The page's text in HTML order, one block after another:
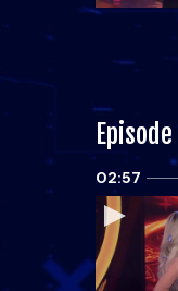
Episode
02:57